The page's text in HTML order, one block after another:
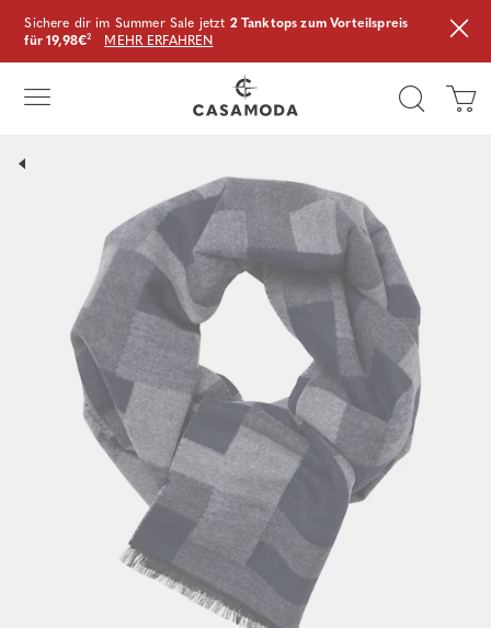
Sichere dir im Summer Sale jetzt 2 Tanktops zum Vorteilspreis
für 19,98€² MEHR ERFAHREN